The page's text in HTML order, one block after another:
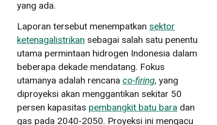
yang ada.
Laporan tersebut menempatkan sektor
ketenagalistrikan sebagai salah satu penentu
utama permintaan hidrogen Indonesia dalam
beberapa dekade mendatang. Fokus
utamanya adalah rencana co-firing, yang
diproyeksi akan menggantikan sekitar 50
persen kapasitas pembangkit batu bara dan
gas pada 2040-2050. Proyeksi ini mengacu